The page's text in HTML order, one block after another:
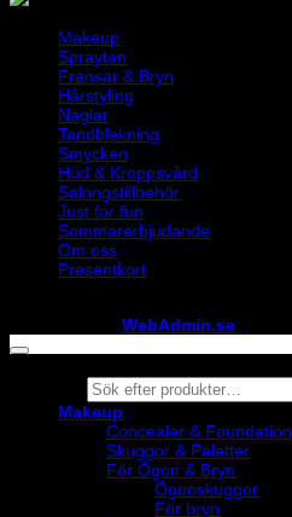
Makeup
Spraytan
Fransar & Bryn
Hårstyling
Naglar
Tandblekning
Smycken
Hud & Kroppsvård
Salongstillbehör
Just for fun
Sommarerbjudande
Om oss
Presentkort
WebAdmin.se
Products
search
Makeup
Concealer & Foundation
Skuggor & Paletter
För Ögon & Bryn
Ögonskuggor
För bryn